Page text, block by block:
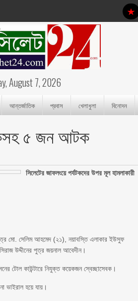
August 7, 2026
আন্তর্জাতিক প্রবাস খেলাধুলা বিনোদন
৫ জন আটক
সিলেটের জাফলংয়ে পর্যটকদের উপর মূল হামলাকারী
পুত্র মো. সেলিম আহমেদ (২১), নয়াবস্তি এলাকার ইউসুফ
উদ্দীনের পুত্র জয়নাল আবেদীন।
টোল কাউন্টারে নিযুক্ত কয়েকজন স্বেচ্ছাসেবক।
ভাইরাল হয়ে যায়।